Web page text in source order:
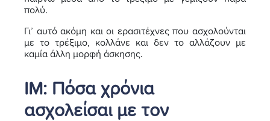
πολύ.
Γι’ αυτό ακόμη και οι ερασιτέχνες που ασχολούνται
με το τρέξιμο, κολλάνε και δεν το αλλάζουν με
καμία άλλη μορφή άσκησης.
ΙΜ: Πόσα χρόνια
ασχολείσαι με τον